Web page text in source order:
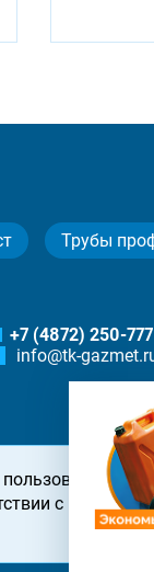
Трубы
+7 (4872) 250-777
info@tk-
вы
с